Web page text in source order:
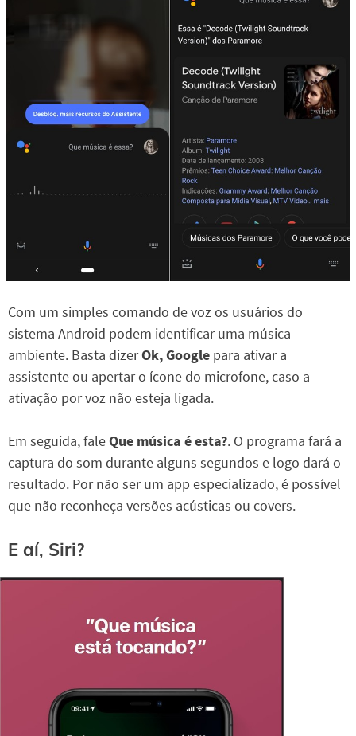
Com um simples comando de voz os usuários do
sistema Android podem identificar uma música
ambiente. Basta dizerOk, Google para ativar a
assistente ou apertar o ícone do microfone, caso a
ativação por voz não esteja ligada.
Em seguida, faleQue música é esta?. O programa fará a
captura do som durante alguns segundos e logo dará o
resultado. Por não ser um app especializado, é possível
que não reconheça versões acústicas ou covers.
E aí, Siri?